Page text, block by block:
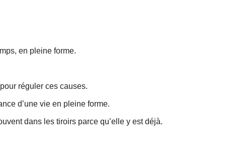
en pleine forme.
réguler ces causes.
d’une vie en pleine forme.
dans les tiroirs parce qu’elle y est déjà.